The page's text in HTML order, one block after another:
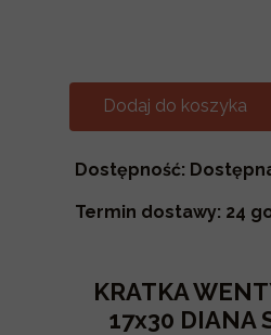
Dostępność:
Termin dostawy: 24
Dodaj do koszyka
KRATKA
17x30 DIANA